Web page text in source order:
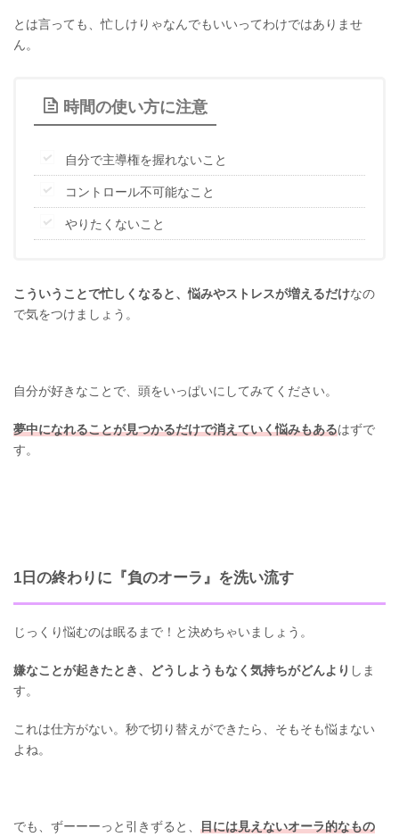
とは言っても、忙しけりゃなんでもいいってわけではありませ
ん。
時間の使い方に注意
自分で主導権を握れないこと
コントロール不可能なこと
やりたくないこと
こういうことで忙しくなると、悩みやストレスが増えるだけなの
で気をつけましょう。
自分が好きなことで、頭をいっぱいにしてみてください。
夢中になれることが見つかるだけで消えていく悩みもあるはずで
す。
1日の終わりに『負のオーラ』を洗い流す
じっくり悩むのは眠るまで！と決めちゃいましょう。
嫌なことが起きたとき、どうしようもなく気持ちがどんより しま
す。
これは仕方がない。秒で切り替えができたら、そもそも悩まない
よね。
でも、ずーーーっと引きずると、 目には見えないオーラ的なもの